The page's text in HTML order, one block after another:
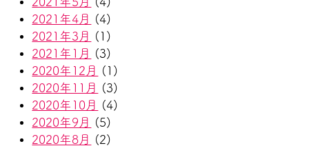
2021年4月
(4)
2021年3月
(1)
2021年1月
(3)
2020年12月
(1)
2020年11月
(3)
2020年10月
(4)
2020年9月
(5)
2020年8月
(2)